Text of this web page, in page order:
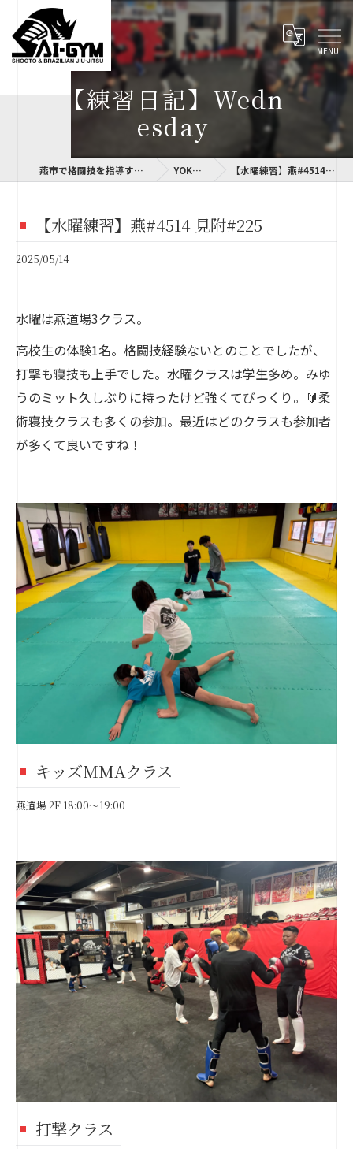
【練習日記】Wedn
esday
燕市で格闘技を指導するSAI-GYM YOKOLOG 【水曜練習】燕#4514 見附#225
【水曜練習】燕#4514 見附#225
2025/05/14
水曜は燕道場3クラス。
高校生の体験1名。格闘技経験ないとのことでしたが、
打撃も寝技も上手でした。水曜クラスは学生多め。みゆ
うのミット久しぶりに持ったけど強くてびっくり。🔰柔
術寝技クラスも多くの参加。最近はどのクラスも参加者
が多くて良いですね！
キッズMMAクラス
燕道場 2F 18:00～19:00
打撃クラス